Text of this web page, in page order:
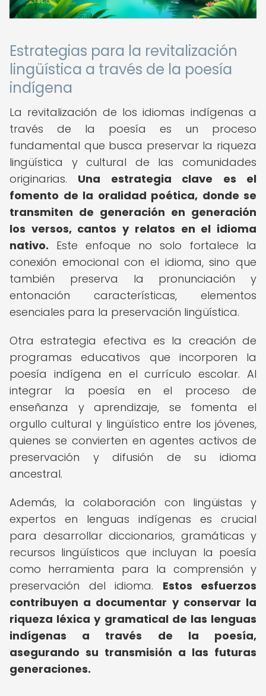
Estrategias para la revitalización
lingüística a través de la poesía
indígena
La revitalización de los idiomas indígenas a
través de la poesía es un proceso
fundamental que busca preservar la riqueza
lingüística y cultural de las comunidades
originarias. Una estrategia clave es el
fomento de la oralidad poética, donde se
transmiten de generación en generación
los versos, cantos y relatos en el idioma
nativo. Este enfoque no solo fortalece la
conexión emocional con el idioma, sino que
también preserva la pronunciación y
entonación características, elementos
esenciales para la preservación lingüística.
Otra estrategia efectiva es la creación de
programas educativos que incorporen la
poesía indígena en el currículo escolar. Al
integrar la poesía en el proceso de
enseñanza y aprendizaje, se fomenta el
orgullo cultural y lingüístico entre los jóvenes,
quienes se convierten en agentes activos de
preservación y difusión de su idioma
ancestral.
Además, la colaboración con lingüistas y
expertos en lenguas indígenas es crucial
para desarrollar diccionarios, gramáticas y
recursos lingüísticos que incluyan la poesía
como herramienta para la comprensión y
preservación del idioma. Estos esfuerzos
contribuyen a documentar y conservar la
riqueza léxica y gramatical de las lenguas
indígenas a través de la poesía,
asegurando su transmisión a las futuras
generaciones.